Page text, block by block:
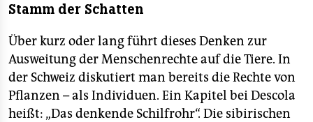
Stamm der Schatten
Über kurz oder lang führt dieses Denken zur
Ausweitung der Menschenrechte auf die Tiere. In
der Schweiz diskutiert man bereits die Rechte von
Pflanzen – als Individuen. Ein Kapitel bei Descola
heißt: „Das denkende Schilfrohr“. Die sibirischen